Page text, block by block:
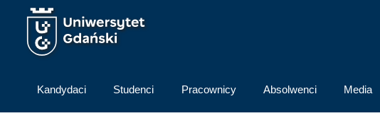
Przejdź do treści
Kandydaci Studenci Pracownicy Absolwenci Media